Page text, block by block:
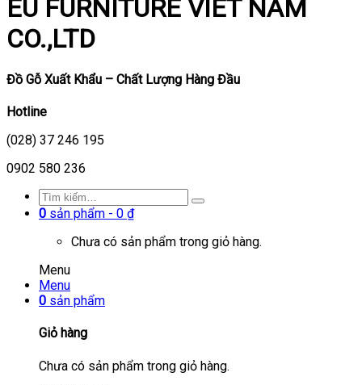
EU FURNITURE VIET NAM
CO.,LTD
Đồ Gỗ Xuất Khẩu – Chất Lượng Hàng Đầu
Hotline
(028) 37 246 195
0902 580 236
0 sản phẩm - 0 ₫
Chưa có sản phẩm trong giỏ hàng.
Menu
Menu
0 sản phẩm
Giỏ hàng
Chưa có sản phẩm trong giỏ hàng.